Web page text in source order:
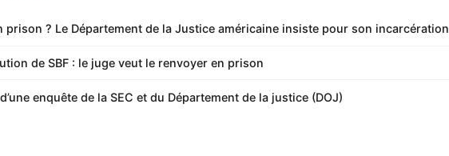
prison ? Le Département de la Justice américaine insiste pour son incarcération
de SBF : le juge veut le renvoyer en prison
enquête de la SEC et du Département de la justice (DOJ)